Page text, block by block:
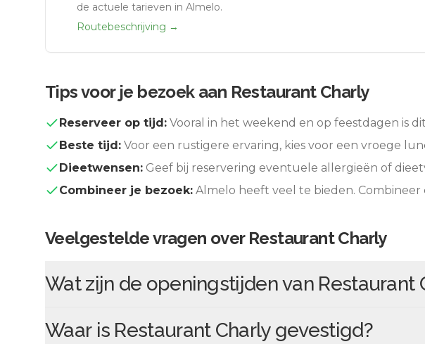
de actuele tarieven in Almelo.
Routebeschrijving →
Tips voor je bezoek aan Restaurant Charly
Reserveer op tijd: Vooral in het weekend en op feestdagen is
Beste tijd: Voor een rustigere ervaring, kies voor een vroege
Dieetwensen: Geef bij reservering eventuele allergieën of
Combineer je bezoek: Almelo heeft veel te bieden.
Veelgestelde vragen over Restaurant Charly
Wat zijn de openingstijden van Restaurant
Waar is Restaurant Charlygevestigd?